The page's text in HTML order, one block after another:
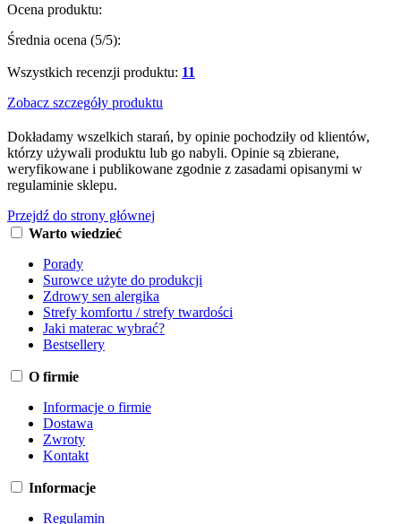
Ocena produktu:
Średnia ocena (5/5):
Wszystkich recenzji produktu: 11
Zobacz szczegóły produktu
Dokładamy wszelkich starań, by opinie pochodziły od klientów,
którzy używali produktu lub go nabyli. Opinie są zbierane,
weryfikowane i publikowane zgodnie z zasadami opisanymi w
regulaminie sklepu.
Przejdź do strony głównej
Warto wiedzieć
Porady
Surowce użyte do produkcji
Zdrowy sen alergika
Strefy komfortu / strefy twardości
Jaki materac wybrać?
Bestsellery
O firmie
Informacje o firmie
Dostawa
Zwroty
Kontakt
Informacje
Regulamin